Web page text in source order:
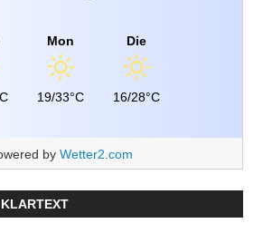
Mon
19/33°C
Die
16/28°C
by Wetter2.com